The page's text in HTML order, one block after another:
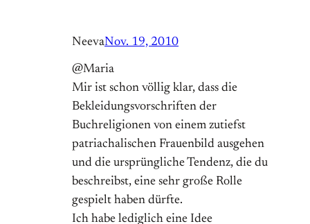
NeevaNov. 19, 2010
@Maria
Mir ist schon völlig klar, dass die
Bekleidungsvorschriften der
Buchreligionen von einem zutiefst
patriachalischen Frauenbild ausgehen
und die ursprüngliche Tendenz, die du
beschreibst, eine sehr große Rolle
gespielt haben dürfte.
Ich habe lediglich eine Idee